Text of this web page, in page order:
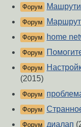
Форум
Форум
Форум home
Форум
Форум
(2015)
Форум
Форум
Форум диалап